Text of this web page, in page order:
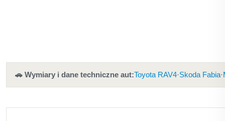
🚗 Wymiary i dane techniczne aut:Toyota RAV4·Skoda Fabia·